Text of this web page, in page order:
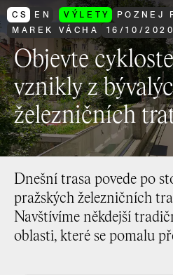
CS EN VÝLETY POZNEJ
MAREK VÁCHA
16 /10 /2020
Objevte
vznikly z
železničních
Dnešní trasa povede po
pražských železničních
Navštívíme někdejší
oblasti, které se pomalu